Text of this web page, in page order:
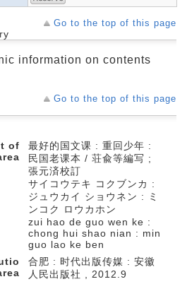
Go to the top of this page
information on contents
Go to the top of this page
of
最好的国文课 : 重回少年 :
民国老课本 / 荘兪等編写 ;
張元済校訂
サイコウテキ コクブンカ :
ジュウカイ ショウネン : ミ
ンコク ロウカホン
zui hao de guo wen ke :
chong hui shao nian : min
guo lao ke ben
合肥 : 时代出版传媒 : 安徽
人民出版社 , 2012.9